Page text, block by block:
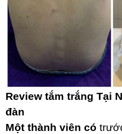
Review tắm trắng Tại
đàn
Một thành viên có